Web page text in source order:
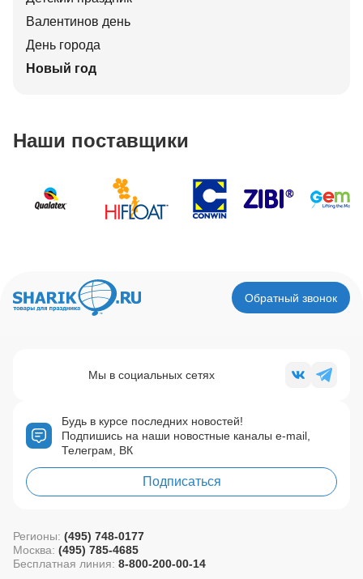
Валентинов день
День города
Новый год
Наши поставщики
Обратный звонок
Будь в курсе последних новостей!
Подпишись на наши новостные каналы e-mail,
Телеграм, ВК
Подписаться
Мы в социальных сетях
Регионы: (495) 748-0177
Москва: (495) 785-4685
Бесплатная линия: 8-800-200-00-14